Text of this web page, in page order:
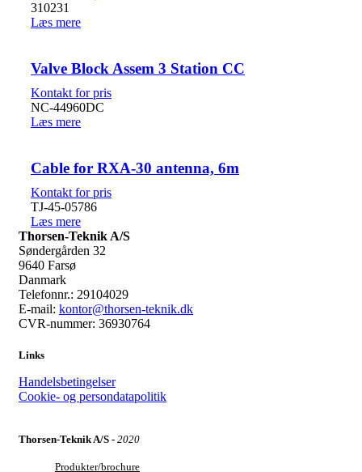
310231
Læs mere
Valve Block Assem 3 Station CC
NC-44960DC
Læs mere
Cable for RXA-30 antenna, 6m
TJ-45-05786
Læs mere
Thorsen-Teknik A/S
Søndergården 32
9640 Farsø
Danmark
Telefonnr.: 29104029
E-mail: kontor@thorsen-teknik.dk
CVR-nummer: 36930764
Links
Handelsbetingelser
Cookie- og persondatapolitik
Thorsen-Teknik A/S - 2020
Produkter/brochure